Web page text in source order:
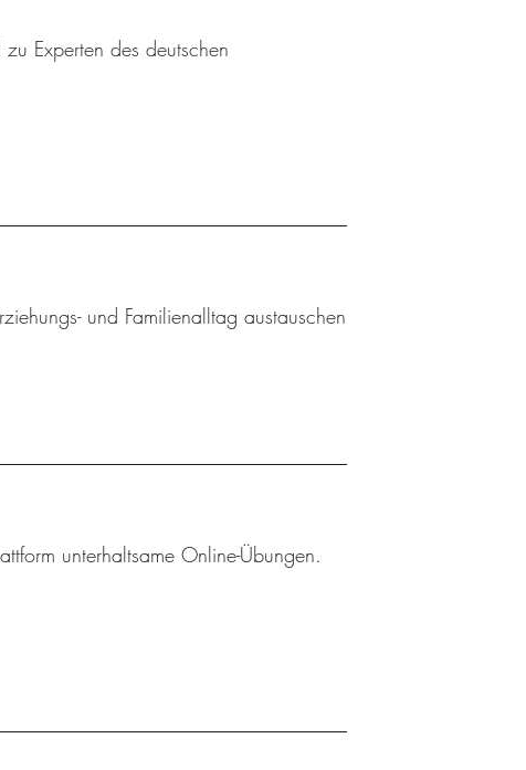
Experten des deutschen
und Familienalltag austauschen
unterhaltsame Online-Übungen.